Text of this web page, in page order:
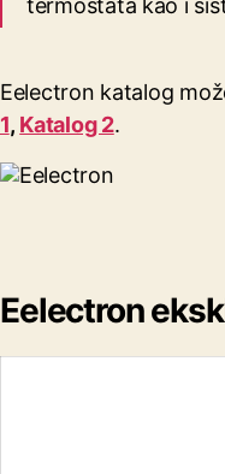
termostata kao i
Eelectron katalog
1, Katalog 2.
Eelectron